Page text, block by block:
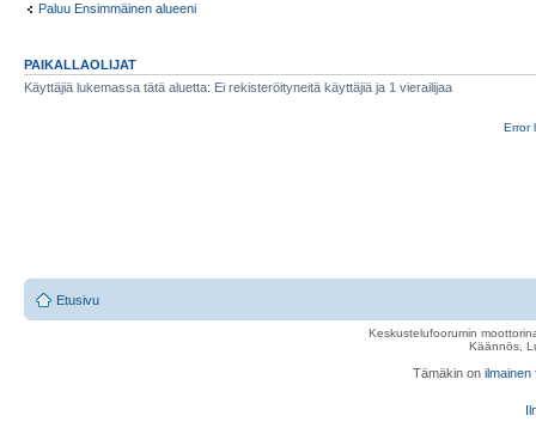
Paluu Ensimmäinen alueeni
PAIKALLAOLIJAT
Käyttäjiä lukemassa tätä aluetta: Ei rekisteröityneitä käyttäjiä ja 1 vierailijaa
Error
Etusivu
Keskustelufoorumin
Käännös,
Tämäkin on ilmainen